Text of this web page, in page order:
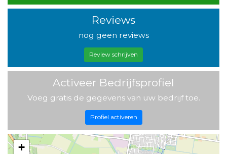
Reviews
nog geen reviews
Review schrijven
Activeer Bedrijfsprofiel
Voeg gratis de gegevens van uw bedrijf toe.
Profiel activeren
+